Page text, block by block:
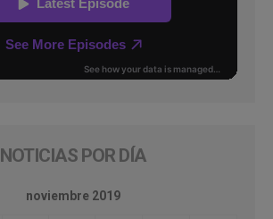
NOTICIAS POR DÍA
noviembre 2019